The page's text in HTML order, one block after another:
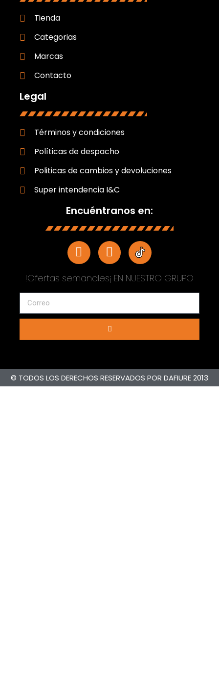
Tienda
Categorias
Marcas
Contacto
Legal
Términos y condiciones
Políticas de despacho
Politicas de cambios y devoluciones
Super intendencia I&C
Encuéntranos en:
!Ofertas semanales¡ EN NUESTRO GRUPO
© TODOS LOS DERECHOS RESERVADOS POR DAFIURE 2013